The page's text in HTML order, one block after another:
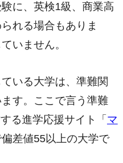
に、英検1級、商業高
れる場合もありま
いません。
いる大学は、準難関
す。ここで言う準難
る進学応援サイト「 マ
差値55以上の大学で